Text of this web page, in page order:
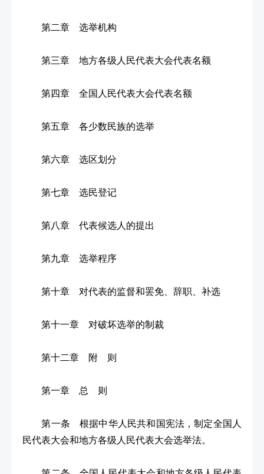
第二章 选举机构
第三章 地方各级人民代表大会代表名额
第四章 全国人民代表大会代表名额
第五章 各少数民族的选举
第六章 选区划分
第七章 选民登记
第八章 代表候选人的提出
第九章 选举程序
第十章 对代表的监督和罢免、辞职、补选
第十一章 对破坏选举的制裁
第十二章 附 则
第一章 总 则
第一条 根据中华人民共和国宪法，制定全国人
民代表大会和地方各级人民代表大会选举法。